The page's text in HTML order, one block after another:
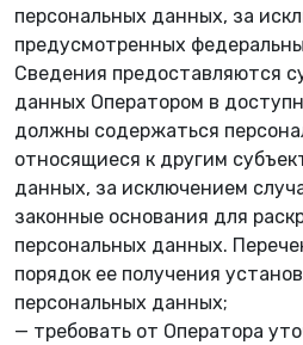
персональных данных, за
предусмотренных
Сведения предоставляются
данных Оператором в
должны содержаться
относящиеся к другим
данных, за исключением
законные основания для
персональных данных.
порядок ее получения
персональных данных;
— требовать от Оператора